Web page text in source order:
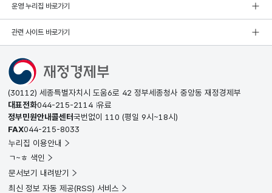
운영 누리집 바로가기
관련 사이트 바로가기
(30112) 세종특별자치시 도움6로 42 정부세종청사 중앙동 재정경제부
대표전화044-215-2114 유료
정부민원안내콜센터국번없이 110 (평일 9시~18시)
FAX044-215-8033
누리집 이용안내
ㄱ~ㅎ 색인
문서보기 내려받기
최신 정보 자동 제공(RSS) 서비스